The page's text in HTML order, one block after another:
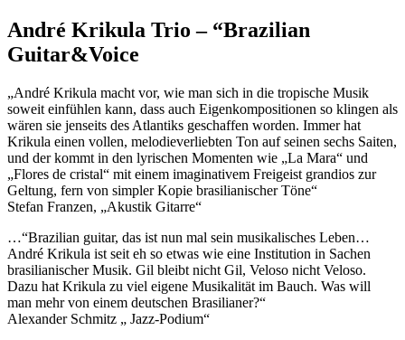
André Krikula Trio – “Brazilian
Guitar&Voice
„André Krikula macht vor, wie man sich in die tropische Musik
soweit einfühlen kann, dass auch Eigenkompositionen so klingen als
wären sie jenseits des Atlantiks geschaffen worden. Immer hat
Krikula einen vollen, melodieverliebten Ton auf seinen sechs Saiten,
und der kommt in den lyrischen Momenten wie „La Mara“ und
„Flores de cristal“ mit einem imaginativem Freigeist grandios zur
Geltung, fern von simpler Kopie brasilianischer Töne“
Stefan Franzen, „Akustik Gitarre“
…“Brazilian guitar, das ist nun mal sein musikalisches Leben…
André Krikula ist seit eh so etwas wie eine Institution in Sachen
brasilianischer Musik. Gil bleibt nicht Gil, Veloso nicht Veloso.
Dazu hat Krikula zu viel eigene Musikalität im Bauch. Was will
man mehr von einem deutschen Brasilianer?“
Alexander Schmitz „ Jazz-Podium“